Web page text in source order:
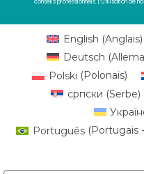
English (Anglais)
Deutsch (
Polski (Polonais)
српски (Serbe)
Português (Portugais